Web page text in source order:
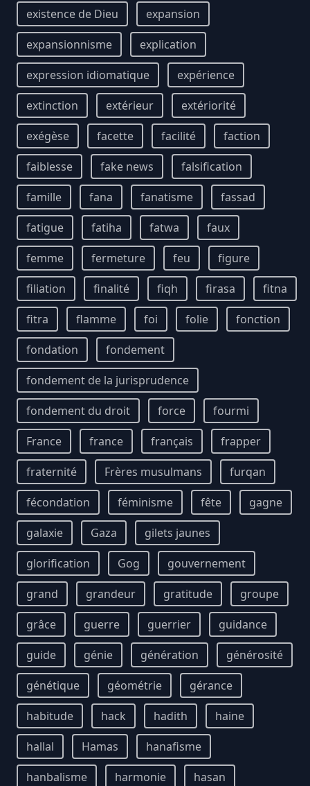
existence de Dieu
expansion
expansionnisme
explication
expression idiomatique
expérience
extinction
extérieur
extériorité
exégèse
facette facilité
faction
faiblesse
fake news
falsification
famille
fana fanatisme
fassad
fatigue
fatiha fatwa
faux
femme
fermeture feu
figure
filiation
finalité fiqh firasa
fitna
fitra
flamme foi folie
fonction
fondation
fondement
fondement de la jurisprudence
fondement du droit
force
fourmi
France
france français
frapper
fraternité
Frères musulmans
furqan
fécondation
féminisme fête
gagne
galaxie
Gaza
gilets jaunes
glorification
Gog
gouvernement
grand
grandeur gratitude
groupe
grâce
guerre guerrier
guidance
guide
génie génération
générosité
génétique
géométrie
gérance
habitude
hack hadith
haine
hallal
Hamas
hanafisme
hanbalisme
harmonie hasan